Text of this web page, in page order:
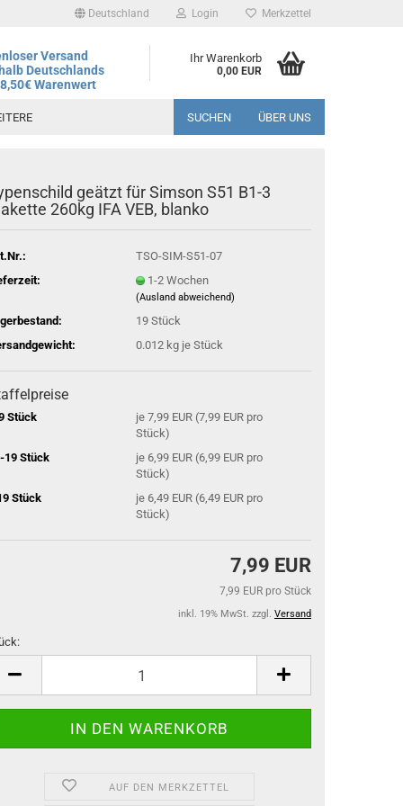
Deutschland Login Merkzettel
Versand
Deutschlands
Warenwert
Ihr Warenkorb
0,00 EUR
SUCHEN ÜBER UNS
ist der 06.08.2026, regulärer Betrieb wieder ab dem
geätzt für Simson S51 B1-3
260kg IFA VEB, blanko
TSO-SIM-S51-07
1-2 Wochen
(Ausland abweichend)
19 Stück
0.012 kg je Stück
Stück
je 7,99 EUR (7,99 EUR pro
Stück)
19 Stück
je 6,99 EUR (6,99 EUR pro
Stück)
Stück
je 6,49 EUR (6,49 EUR pro
Stück)
7,99 EUR
7,99 EUR pro Stück
inkl. 19% MwSt. zzgl. Versand
AUF DEN MERKZETTEL